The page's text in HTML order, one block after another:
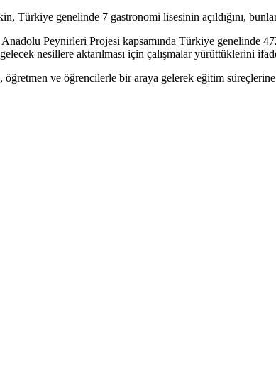
Türkiye genelinde 7 gastronomi lisesinin açıldığını,
Peynirleri Projesi kapsamında Türkiye genelinde
nesillere aktarılması için çalışmalar yürüttüklerini
ve öğrencilerle bir araya gelerek eğitim